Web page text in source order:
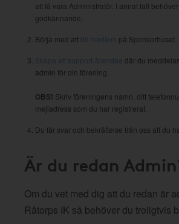
att få vara Administratör. I annat fall
godkännande.
Börja med att bli medlem på Sponsorhuset.
Skapa ett support-ärendea
där du
admin för din förening.
OBS! Skriv föreningens namn, ditt
mejladress som du har registrerat.
Du får svar och bekräftelse från oss att du
Är du redan
Om du vet med dig att du redan är
Råtorps IK så behöver du troligtvis